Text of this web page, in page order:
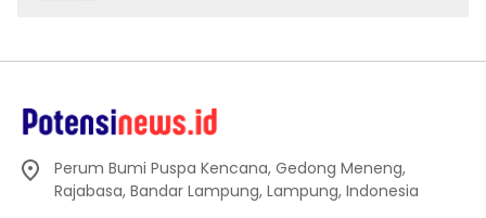
Perum Bumi Puspa Kencana, Gedong Meneng,
Rajabasa, Bandar Lampung, Lampung, Indonesia